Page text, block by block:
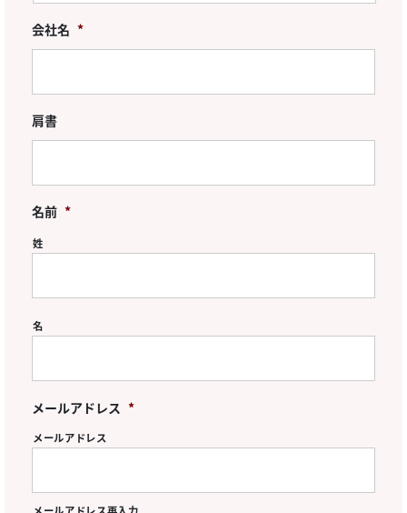
会社名 *
肩書
名前 *
姓
名
メールアドレス *
メールアドレス